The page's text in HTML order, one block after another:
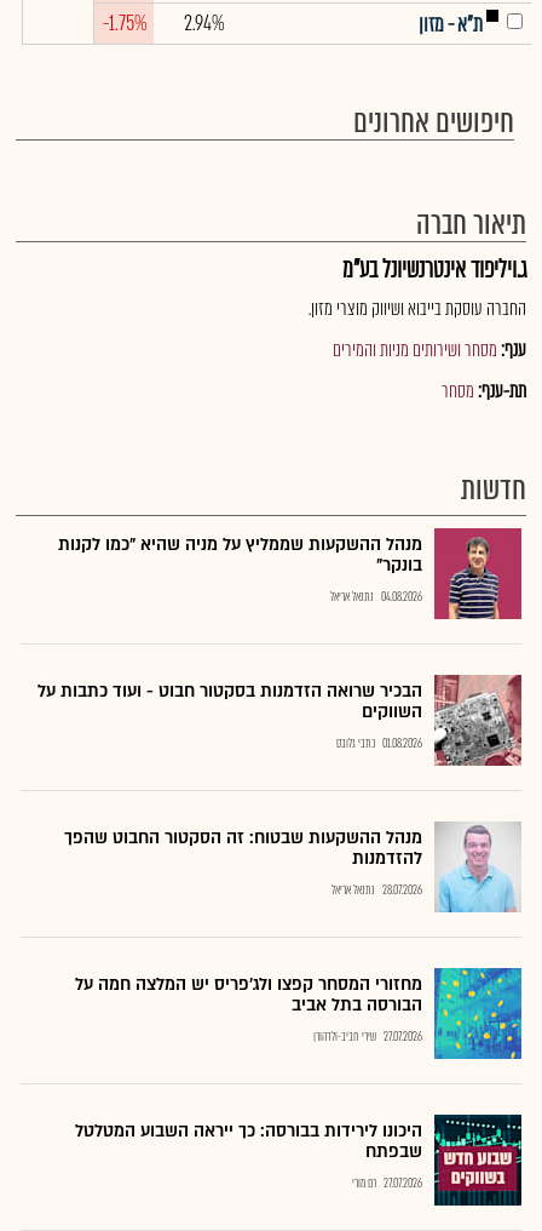
ת"א - מזון
2.94%
-1.75%
חיפושים אחרונים
תיאור חברה
ג.ויליפוד אינטרנשיונל בע"מ
החברה עוסקת בייבוא ושיווק מוצרי מזון.
ענף:מסחר ושירותים מניות והמירים
תת-ענף:מסחר
חדשות
מנהל ההשקעות שממליץ על מניה שהיא "כמו לקנות
בונקר"
04.08.2026 נתנאל אריאל
הבכיר שרואה הזדמנות בסקטור חבוט - ועוד כתבות על
השווקים
01.08.2026 כתבי גלובס
מנהל ההשקעות שבטוח: זה הסקטור החבוט שהפך
להזדמנות
28.07.2026 נתנאל אריאל
מחזורי המסחר קפצו ולג'פריס יש המלצה חמה על
הבורסה בתל אביב
27.07.2026 שירי חביב-ולדהורן
היכונו לירידות בבורסה: כך ייראה השבוע המטלטל
שבפתח
27.07.2026 רם מורי